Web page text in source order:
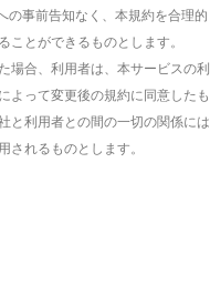
の事前告知なく、本規約を合理的
ことができるものとします。
場合、利用者は、本サービスの利
よって変更後の規約に同意したも
と利用者との間の一切の関係には
されるものとします。